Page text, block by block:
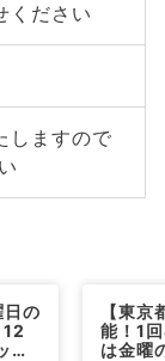
ください
しますので
日の
ク
【東
能！1
は金曜